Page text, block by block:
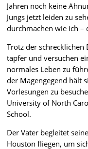
Jahren noch keine
Jungs jetzt leiden zu
durchmachen wie ich –
Trotz der schrecklichen
tapfer und versuchen
normales Leben zu
der Magengegend hält
Vorlesungen zu
University of North
School.
Der Vater begleitet
Houston fliegen, um